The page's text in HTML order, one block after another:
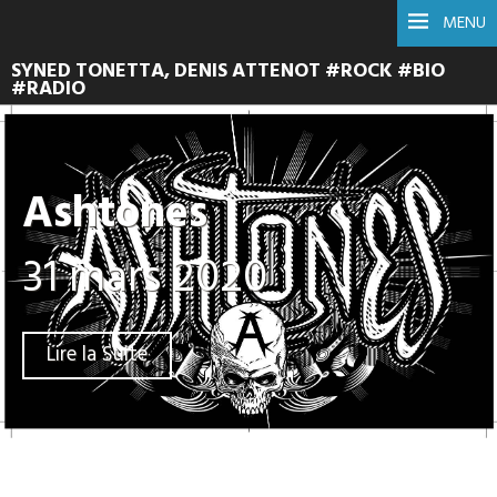
MENU
SYNED TONETTA, DENIS ATTENOT #ROCK #BIO
#RADIO
Ashtones
31 mars 2020
Lire la Suite